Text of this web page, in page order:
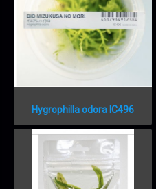
Hygrophilla odora IC496